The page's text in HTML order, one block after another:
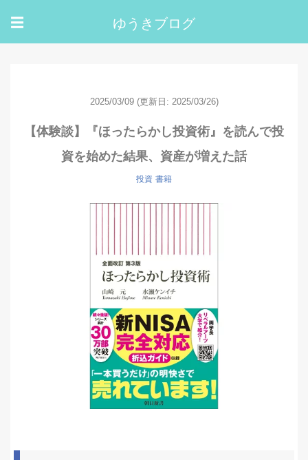
☰ ゆうきブログ
2025/03/09 (更新日: 2025/03/26)
【体験談】『ほったらかし投資術』を読んで投
資を始めた結果、資産が増えた話
投資 書籍